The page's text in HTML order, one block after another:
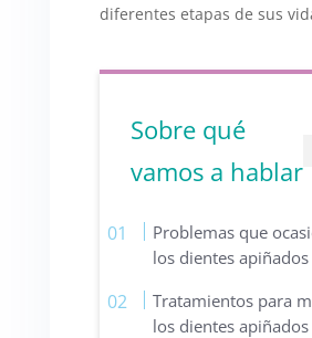
diferentes etapas de sus
Sobre qué
vamos a hablar
Problemas que
los dientes apiñados
Tratamientos para
los dientes apiñados